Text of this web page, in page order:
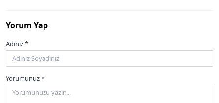
Yorum Yap
Adınız *
Yorumunuz *